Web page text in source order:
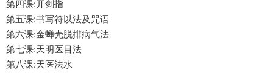
第四课:开剑指
第五课:书写符以法‬及咒语
第六课:金蝉壳脱‬排病气法
第七课:天明医‬目法
第八课:天医法水